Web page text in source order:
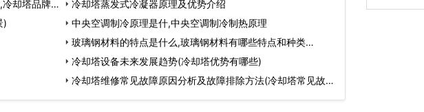
却塔品牌有
冷却塔蒸发式冷凝器原理及优势介绍
)
中央空调制冷原理是什,中央空调制冷制热原理
玻璃钢材料的特点是什么,玻璃钢材料有哪些特点和种类…
冷却塔设备未来发展趋势(冷却塔优势有哪些)
冷却塔维修常见故障原因分析及故障排除方法(冷却塔常见故障
及解决方法…